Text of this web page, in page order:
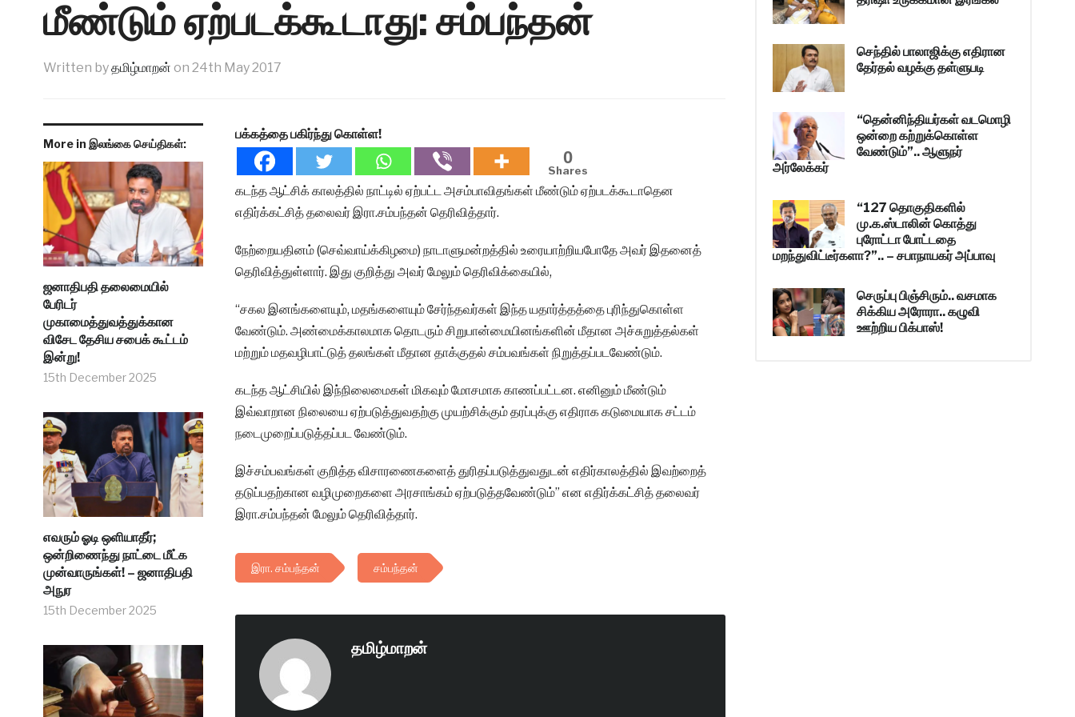
மீண்டும் ஏற்படக்கூடாது: சம்பந்தன்
Written byதமிழ்மாறன் on 24th May 2017
More in இலங்கை செய்திகள்:
ஜனாதிபதி தலைமையில்
பேரிடர்
முகாமைத்துவத்துக்கான
விசேட தேசிய சபைக் கூட்டம்
இன்று!
15th December 2025
எவரும் ஓடி ஒளியாதீர்;
ஒன்றிணைந்து நாட்டை மீட்க
முன்வாருங்கள்! – ஜனாதிபதி
அநுர
15th December 2025
பக்கத்தை பகிர்ந்து கொள்ள!
0
Shares
கடந்த ஆட்சிக் காலத்தில் நாட்டில் ஏற்பட்ட அசம்பாவிதங்கள் மீண்டும் ஏற்படக்கூடாதென
எதிர்க்கட்சித் தலைவர் இரா.சம்பந்தன் தெரிவித்தார்.
நேற்றையதினம் (செவ்வாய்க்கிழமை) நாடாளுமன்றத்தில் உரையாற்றியபோதே அவர் இதனைத்
தெரிவித்துள்ளார். இது குறித்து அவர் மேலும் தெரிவிக்கையில்,
“சகல இனங்களையும், மதங்களையும் சேர்ந்தவர்கள் இந்த யதார்த்தத்தை புரிந்துகொள்ள
வேண்டும். அண்மைக்காலமாக தொடரும் சிறுபான்மையினங்களின் மீதான அச்சுறுத்தல்கள்
மற்றும் மதவழிபாட்டுத் தலங்கள் மீதான தாக்குதல் சம்பவங்கள் நிறுத்தப்படவேண்டும்.
கடந்த ஆட்சியில் இந்நிலைமைகள் மிகவும் மோசமாக காணப்பட்டன. எனினும் மீண்டும்
இவ்வாறான நிலையை ஏற்படுத்துவதற்கு முயற்சிக்கும் தரப்புக்கு எதிராக கடுமையாக சட்டம்
நடைமுறைப்படுத்தப்பட வேண்டும்.
இச்சம்பவங்கள் குறித்த விசாரணைகளைத் துரிதப்படுத்துவதுடன் எதிர்காலத்தில் இவற்றைத்
தடுப்பதற்கான வழிமுறைகளை அரசாங்கம் ஏற்படுத்தவேண்டும்” என எதிர்க்கட்சித் தலைவர்
இரா.சம்பந்தன் மேலும் தெரிவித்தார்.
இரா. சம்பந்தன் சம்பந்தன்
தமிழ்மாறன்
செந்தில் பாலாஜிக்கு எதிரான
தேர்தல் வழக்கு தள்ளுபடி
“தென்னிந்தியர்கள் வடமொழி
ஒன்றை கற்றுக்கொள்ள
வேண்டும்”.. ஆளுநர்
அர்லேக்கர்
“127 தொகுதிகளில்
மு.க.ஸ்டாலின் கொத்து
புரோட்டா போட்டதை
மறந்துவிட்டீர்களா?”.. – சபாநாயகர் அப்பாவு
செருப்பு பிஞ்சிரும்.. வசமாக
சிக்கிய அரோரா.. கழுவி
ஊற்றிய பிக்பாஸ்!